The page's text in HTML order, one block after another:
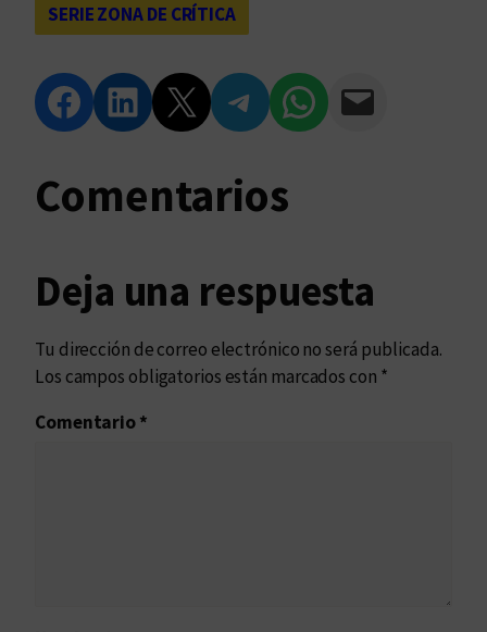
SERIE ZONA DE CRÍTICA
Compartir en Facebook Compartir en LinkedIn Compartir en Twitter Compartir en Telegram Compartir en WhatsApp Compartir vía Email
Comentarios
Deja una respuesta
Tu dirección de correo electrónico no será publicada.
Los campos obligatorios están marcados con *
Comentario*